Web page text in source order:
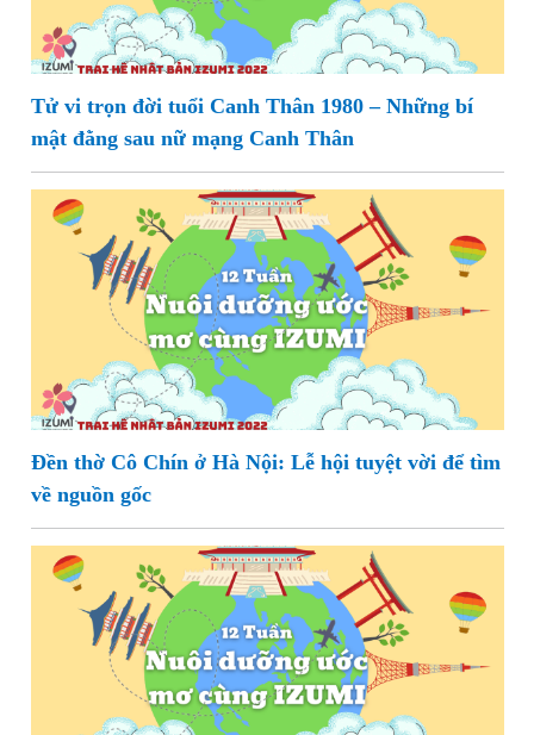
Tử vi trọn đời tuổi Canh Thân 1980 – Những bí
mật đằng sau nữ mạng Canh Thân
Đền thờ Cô Chín ở Hà Nội: Lễ hội tuyệt vời để tìm
về nguồn gốc